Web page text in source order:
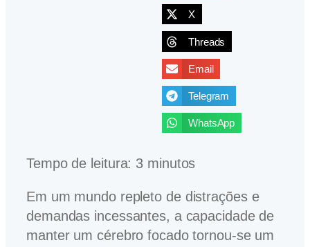
X
Threads
Email
Telegram
WhatsApp
Tempo de leitura: 3 minutos
Em um mundo repleto de distrações e
demandas incessantes, a capacidade de
manter um cérebro focado tornou-se um